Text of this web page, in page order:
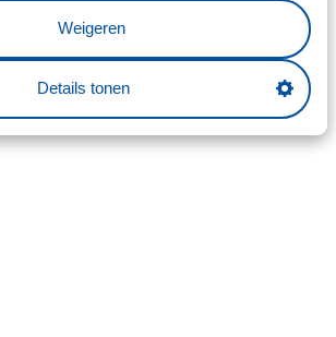
Weigeren
Details tonen